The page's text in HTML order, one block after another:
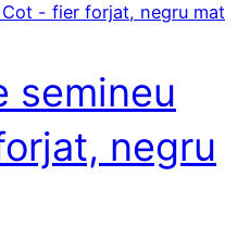
semineu
negru